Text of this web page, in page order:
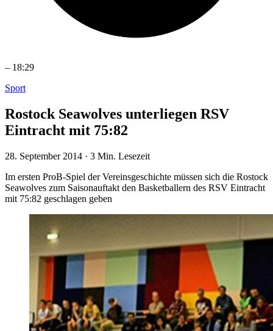
– 18:29
Sport
Rostock Seawolves unterliegen RSV
Eintracht mit 75:82
28. September 2014 · 3 Min. Lesezeit
Im ersten ProB-Spiel der Vereinsgeschichte müssen sich die Rostock
Seawolves zum Saisonauftakt den Basketballern des RSV Eintracht
mit 75:82 geschlagen geben